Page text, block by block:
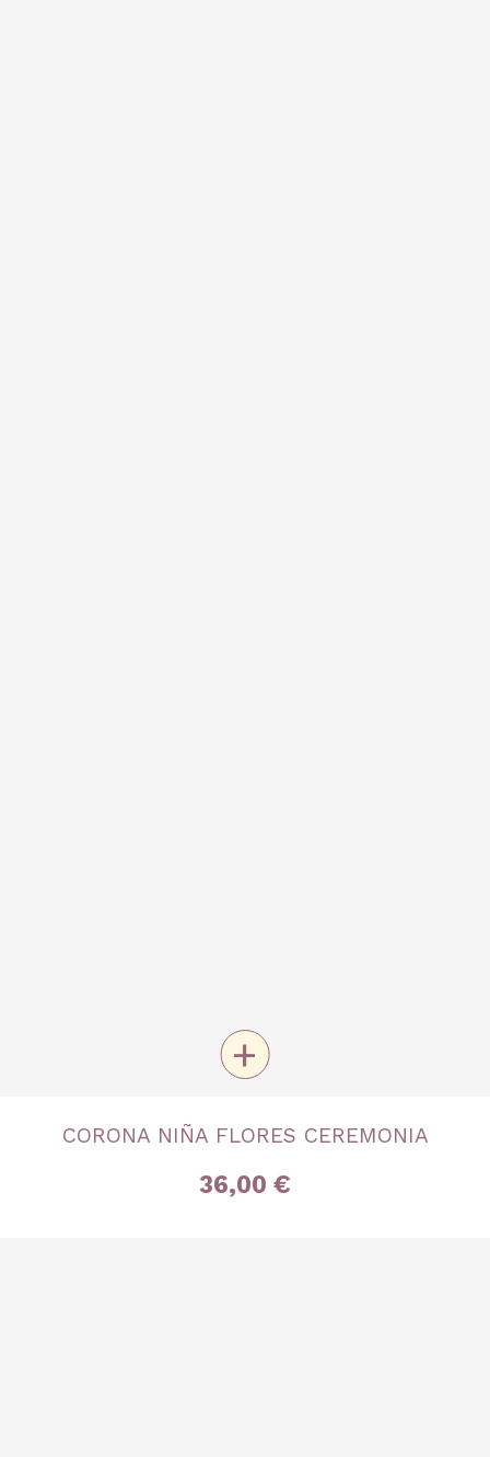
Única
+
CORONA NIÑA FLORES CEREMONIA
36,00 €